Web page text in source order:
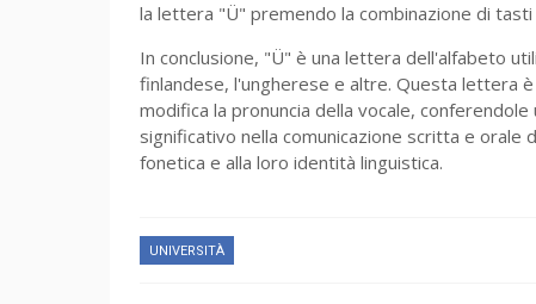
la lettera "Ü" premendo la combinazione di
In conclusione, "Ü" è una lettera dell'alfabeto
finlandese, l'ungherese e altre. Questa lettera
modifica la pronuncia della vocale,
significativo nella comunicazione scritta e orale
fonetica e alla loro identità linguistica.
UNIVERSITÀ